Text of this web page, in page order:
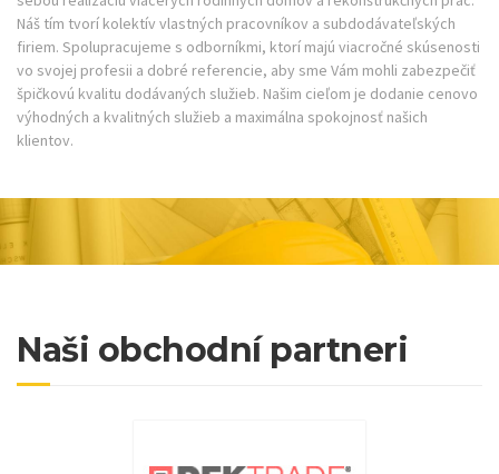
Náš tím tvorí kolektív vlastných pracovníkov a subdodávateľských
firiem. Spolupracujeme s odborníkmi, ktorí majú viacročné skúsenosti
vo svojej profesii a dobré referencie, aby sme Vám mohli zabezpečiť
špičkovú kvalitu dodávaných služieb. Našim cieľom je dodanie cenovo
výhodných a kvalitných služieb a maximálna spokojnosť našich
klientov.
Naši obchodní partneri